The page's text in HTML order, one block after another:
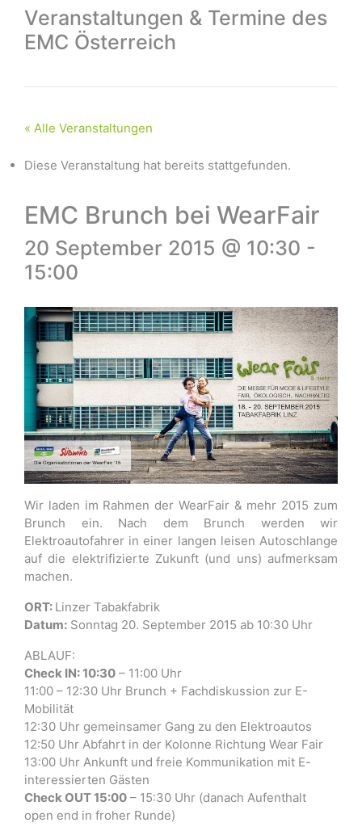
Veranstaltungen & Termine des
EMC Österreich
« Alle Veranstaltungen
Diese Veranstaltung hat bereits stattgefunden.
EMC Brunch bei WearFair
20 September 2015 @ 10:30 -
15:00
Wir laden im Rahmen der WearFair & mehr 2015 zum
Brunch ein. Nach dem Brunch werden wir
Elektroautofahrer in einer langen leisen Autoschlange
auf die elektrifizierte Zukunft (und uns) aufmerksam
machen.
ORT: Linzer Tabakfabrik
Datum: Sonntag 20. September 2015 ab 10:30 Uhr
ABLAUF:
Check IN: 10:30 – 11:00 Uhr
11:00 – 12:30 Uhr Brunch + Fachdiskussion zur E-
Mobilität
12:30 Uhr gemeinsamer Gang zu den Elektroautos
12:50 Uhr Abfahrt in der Kolonne Richtung Wear Fair
13:00 Uhr Ankunft und freie Kommunikation mit E-
interessierten Gästen
Check OUT 15:00 – 15:30 Uhr (danach Aufenthalt
open end in froher Runde)